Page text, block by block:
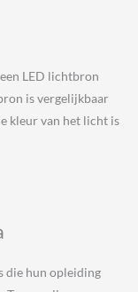
LED lichtbron
is vergelijkbaar
kleur van het licht is
die hun opleiding